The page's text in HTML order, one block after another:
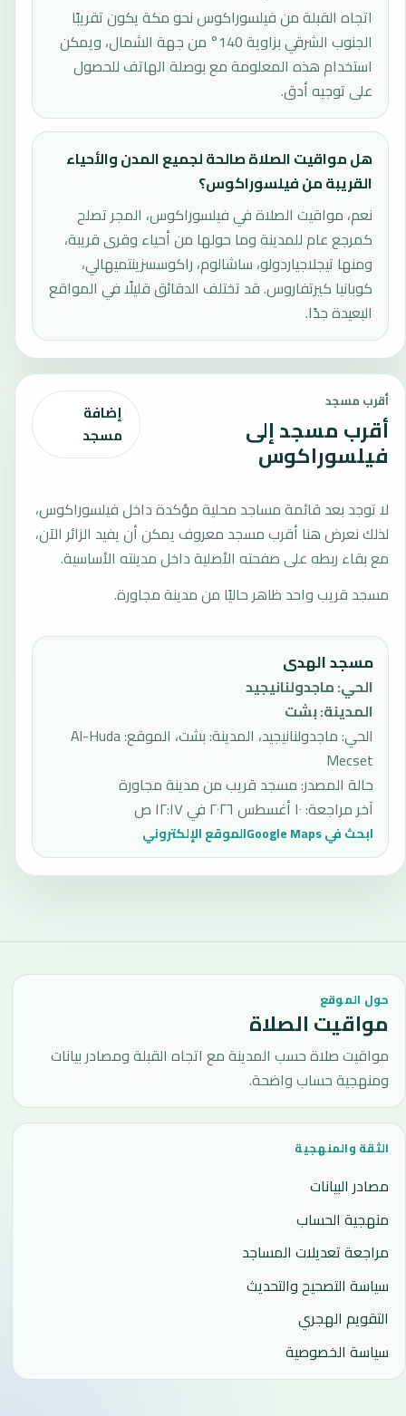
اتجاه القبلة من فيلسوراكوس نحو مكة يكون تقريبًا
الجنوب الشرقي بزاوية 140° من جهة الشمال، ويمكن
استخدام هذه المعلومة مع بوصلة الهاتف للحصول
على توجيه أدق.
هل مواقيت الصلاة صالحة لجميع المدن والأحياء
القريبة من فيلسوراكوس؟
نعم، مواقيت الصلاة في فيلسوراكوس، المجر تصلح
كمرجع عام للمدينة وما حولها من أحياء وقرى قريبة،
ومنها تيجلاجياردولو، ساشالوم، راكوسسزينتميهالي،
كوبانيا كيرتفاروس. قد تختلف الدقائق قليلًا في المواقع
البعيدة جدًا.
أقرب مسجد
أقرب مسجد إلى
فيلسوراكوس
إضافة
مسجد
لا توجد بعد قائمة مساجد محلية مؤكدة داخل فيلسوراكوس،
لذلك نعرض هنا أقرب مسجد معروف يمكن أن يفيد الزائر الآن،
مع بقاء ربطه على صفحته الأصلية داخل مدينته الأساسية.
مسجد قريب واحد ظاهر حاليًا من مدينة مجاورة.
مسجد الهدى
الحي:ماجدولنانيجيد
المدينة:بشت
الحي: ماجدولنانيجيد، المدينة: بشت، الموقع: Al-Huda
Mecset
حالة المصدر:مسجد قريب من مدينة مجاورة
آخر مراجعة:١٠ أغسطس ٢٠٢٦ في ١٢:١٧ ص
ابحث في Google Maps الموقع الإلكتروني
حول الموقع
مواقيت الصلاة
مواقيت صلاة حسب المدينة مع اتجاه القبلة ومصادر بيانات
ومنهجية حساب واضحة.
الثقة والمنهجية
مصادر البيانات
منهجية الحساب
مراجعة تعديلات المساجد
سياسة التصحيح والتحديث
التقويم الهجري
سياسة الخصوصية